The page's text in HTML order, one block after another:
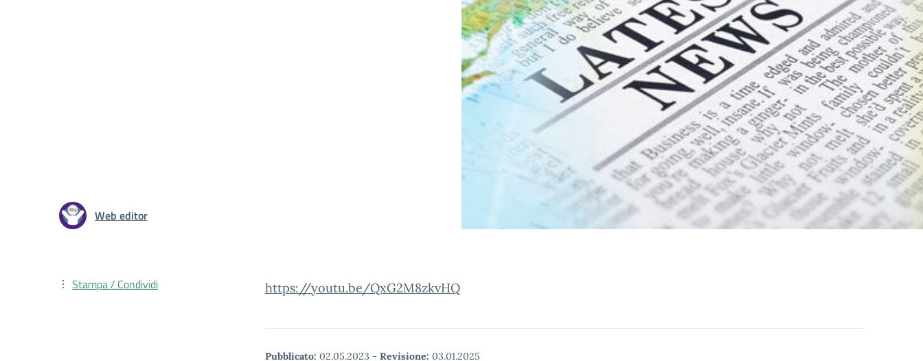
Web editor
https://youtu.be/QxG2M8zkvHQ
Pubblicato: 02.05.2023 - Revisione: 03.01.2025
Stampa / Condividi